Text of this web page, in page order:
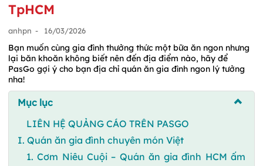
TpHCM
anhpn - 16/03/2026
Bạn muốn cùng gia đình thưởng thức một bữa ăn ngon nhưng
lại băn khoăn không biết nên đến địa điểm nào, hãy để
PasGo gợi ý cho bạn địa chỉ quán ăn gia đình ngon lý tưởng
nha!
Mục lục
LIÊN HỆ QUẢNG CÁO TRÊN PASGO
I. Quán ăn gia đình chuyên món Việt
1. Cơm Niêu Cuội – Quán ăn gia đình HCM ấm